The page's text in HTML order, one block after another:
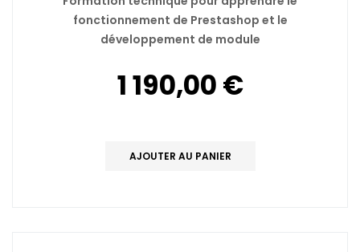
fonctionnement de Prestashop et le
développement de module
1 190,00 €
AJOUTER AU PANIER